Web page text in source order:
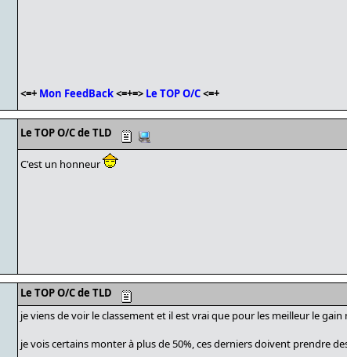
<=+ Mon FeedBack<=+=> Le TOP O/C<=+
Le TOP O/C de TLD
C'est un honneur
Le TOP O/C de TLD
je viens de voir le classement et il est vrai que pour les meilleur le gain
je vois certains monter à plus de 50%, ces derniers doivent prendre